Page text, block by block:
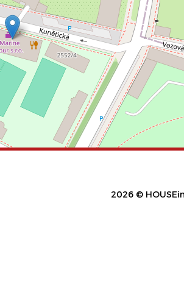
2026 ©